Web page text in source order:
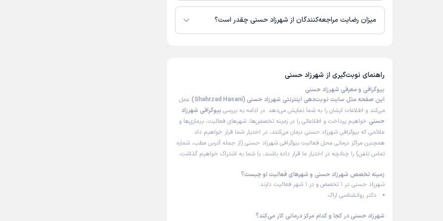
زمان نوبت‌دهی و پذیرش بیماران با هماهنگی مطب مشخص می‌شود.
میزان رضایت مراجعه‌کنندگان از شهرزاد حسنی چقدر است؟
راهنمای نوبت‌گیری از شهرزاد حسنی
بیوگرافی و معرفی شهرزاد حسنی
این صفحه مثل سایت نوبت‌دهی اینترنتی شهرزاد حسنی (Shahrzad Hasani)
عمل
می‌کند و اطلاعات ایشان را به شما نمایش می‌دهد. در ادامه به بررسی بیوگرافی شهرزاد
حسنی خواهیم پرداخت و اطلاعاتی را در زمینه تخصص‌ها، شهرهای فعالیت، بیماری‌ها و
علائمی که بیوگرافی شهرزاد حسنی درمان می‌کنند، در اختیار شما قرار خواهیم داد.
همچنین مراکز درمانی محل فعالیت بیوگرافی شهرزاد حسنی (از جمله آدرس مطب، شماره
تماس تلفن) را چنانچه در اختیار ما قرار داده باشند، با شما به اشتراک خواهیم گذاشت.
زمینه تخصص شهرزاد حسنی و شهرهای فعالیت او چیست؟
شهرزاد حسنی در 1 تخصص و در 1 شهر فعالیت دارند:
دکتر روانشناسی اراک
شهرزاد حسنی در کجا و کدام مرکز درمانی کار می‌کند؟